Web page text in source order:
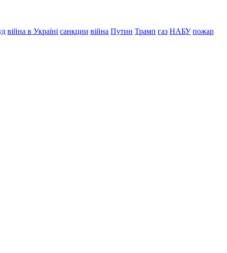
війна в Україні санкции війна Путин Трамп газ НАБУ пожар